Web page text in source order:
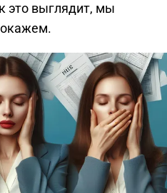
это выглядит, мы